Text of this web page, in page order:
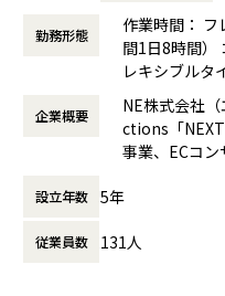
・新幹線代支給
・平均残業時間20h
・フリードリンク（お酒含
・部活動もあり（勤務時間
・服装自由（短パン、サング
・キッチンがあり料理もOK
【業務の変更の範囲】
◯ ネクストエンジンの事業
6,500社以上のEC事業者
トを捌くAWSインフラ基盤
◯ シニアSRE
SRE文化の醸成、信頼性
インフラ改善やプロセス効
幅広い領域をお任せします
勤務形態
作業時間：
間1日8時間） コアタイム：10:00～16:00 フ
レキシブルタ
働き方：フレ
時間外労働の
時間）
休憩時間： 60分
企業概要
NE株式会社
ctions「NEXT
事業、ECコ
ることを目指
設立年数 5年
従業員数 131人